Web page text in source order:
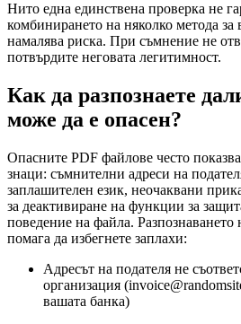
Нито една единствена проверка не
комбинирането на няколко метода
намалява риска. При съмнение не
потвърдите неговата легитимност.
Как да разпознаете
може да е опасен?
Опасните PDF файлове често
знаци: съмнителни адреси на
заплашителен език, неочаквани
за деактивиране на функции за
поведение на файла. Разпознаването
помага да избегнете заплахи:
Адресът на подателя не
организация (
вашата банка)